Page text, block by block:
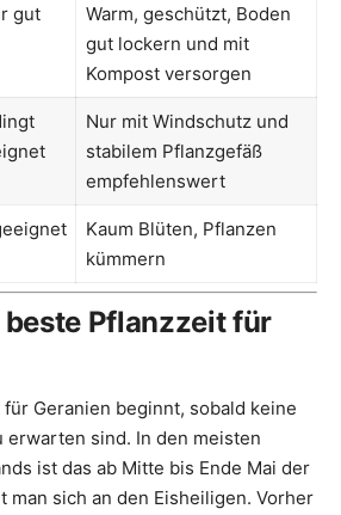
gut
Warm, geschützt, Boden
gut lockern und mit
Kompost versorgen
Nur mit Windschutz und
stabilem Pflanzgefäß
empfehlenswert
Kaum Blüten, Pflanzen
kümmern
Pflanzzeit für
Geranien beginnt, sobald keine
erwarten sind. In den meisten
ist das ab Mitte bis Ende Mai der
man sich an den Eisheiligen. Vorher